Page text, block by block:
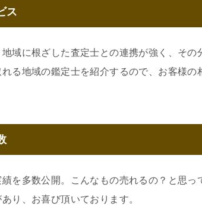
ス
域に根ざした査定士との連携が強く、その
る地域の鑑定士を紹介するので、お客様
を多数公開。こんなもの売れるの？と思っ
り、お喜び頂いております。